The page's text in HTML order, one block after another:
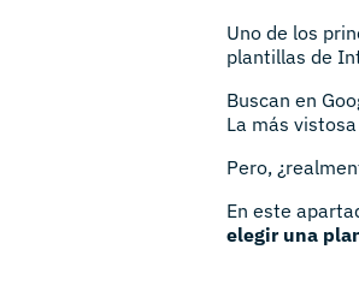
Uno de los
plantillas de
Buscan en
La más
Pero,
En este
elegir una